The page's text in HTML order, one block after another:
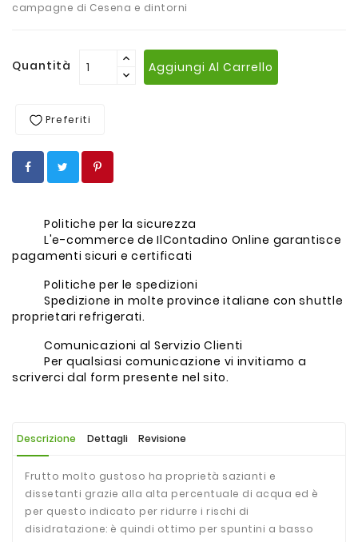
campagne di Cesena e dintorni
Quantità Aggiungi Al Carrello
Preferiti
Politiche per la sicurezza
L'e-commerce de IlContadino Online garantisce
pagamenti sicuri e certificati
Politiche per le spedizioni
Spedizione in molte province italiane con shuttle
proprietari refrigerati.
Comunicazioni al Servizio Clienti
Per qualsiasi comunicazione vi invitiamo a
scriverci dal form presente nel sito.
Descrizione Dettagli Revisione
Frutto molto gustoso ha proprietà sazianti e
dissetanti grazie alla alta percentuale di acqua ed è
per questo indicato per ridurre i rischi di
disidratazione: è quindi ottimo per spuntini a basso